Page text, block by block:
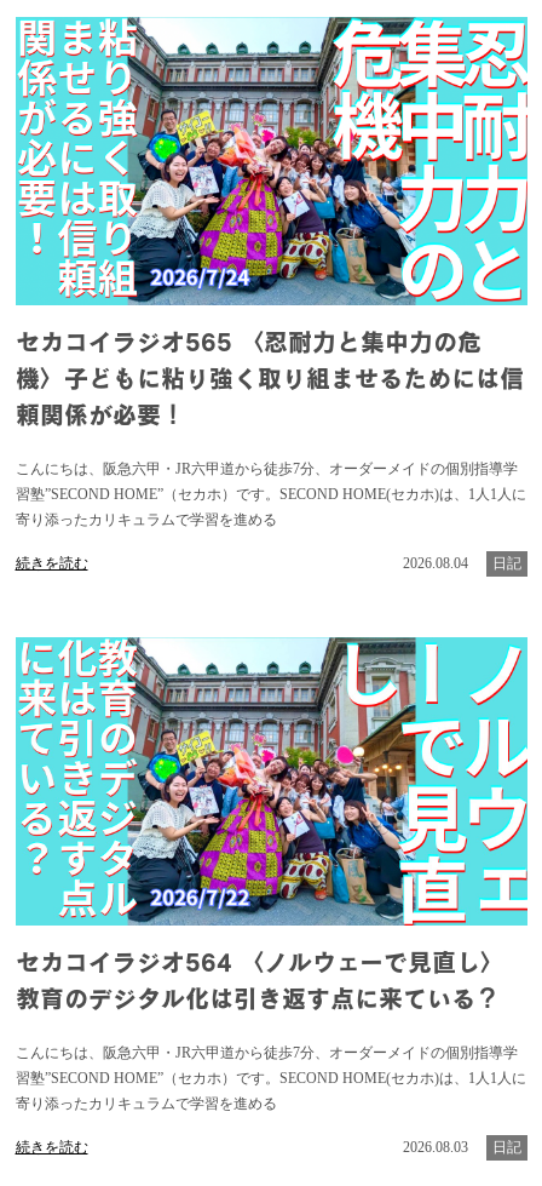
セカコイラジオ565 〈忍耐力と集中力の危
機〉子どもに粘り強く取り組ませるためには信
頼関係が必要！
こんにちは、阪急六甲・JR六甲道から徒歩7分、オーダーメイドの個別指導学
習塾”SECOND HOME”（セカホ）です。SECOND HOME(セカホ)は、1人1人に
寄り添ったカリキュラムで学習を進める
続きを読む 2026.08.04 日記
セカコイラジオ564 〈ノルウェーで見直し〉
教育のデジタル化は引き返す点に来ている？
こんにちは、阪急六甲・JR六甲道から徒歩7分、オーダーメイドの個別指導学
習塾”SECOND HOME”（セカホ）です。SECOND HOME(セカホ)は、1人1人に
寄り添ったカリキュラムで学習を進める
続きを読む 2026.08.03 日記